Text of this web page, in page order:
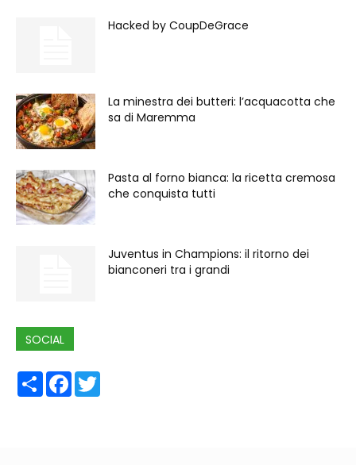
Hacked by CoupDeGrace
La minestra dei butteri: l’acquacotta che
sa di Maremma
Pasta al forno bianca: la ricetta cremosa
che conquista tutti
Juventus in Champions: il ritorno dei
bianconeri tra i grandi
SOCIAL
ShareFacebook